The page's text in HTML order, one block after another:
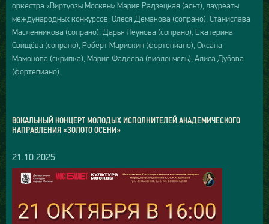
оркестра «Виртуозы Москвы» Мария Радзецкая (альт), лауреаты
международных конкурсов: Олеся Демакова (сопрано), Станислава
Масленникова (сопрано), Дарья Леунова (сопрано), Екатерина
Свищёва (сопрано), Роберт Марискин (фортепиано), Оксана
Мамонова (скрипка), Мария Фадеева (виолончель), Алиса Дубова
(фортепиано).
ВОКАЛЬНЫЙ КОНЦЕРТ МОЛОДЫХ ИСПОЛНИТЕЛЕЙ АКАДЕМИЧЕСКОГО
НАПРАВЛЕНИЯ «ЗОЛОТО ОСЕНИ»
21.10.2025